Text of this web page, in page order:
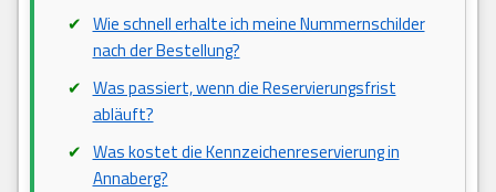
Wie schnell erhalte ich meine Nummernschilder
nach der Bestellung?
Was passiert, wenn die Reservierungsfrist
abläuft?
Was kostet die Kennzeichenreservierung in
Annaberg?